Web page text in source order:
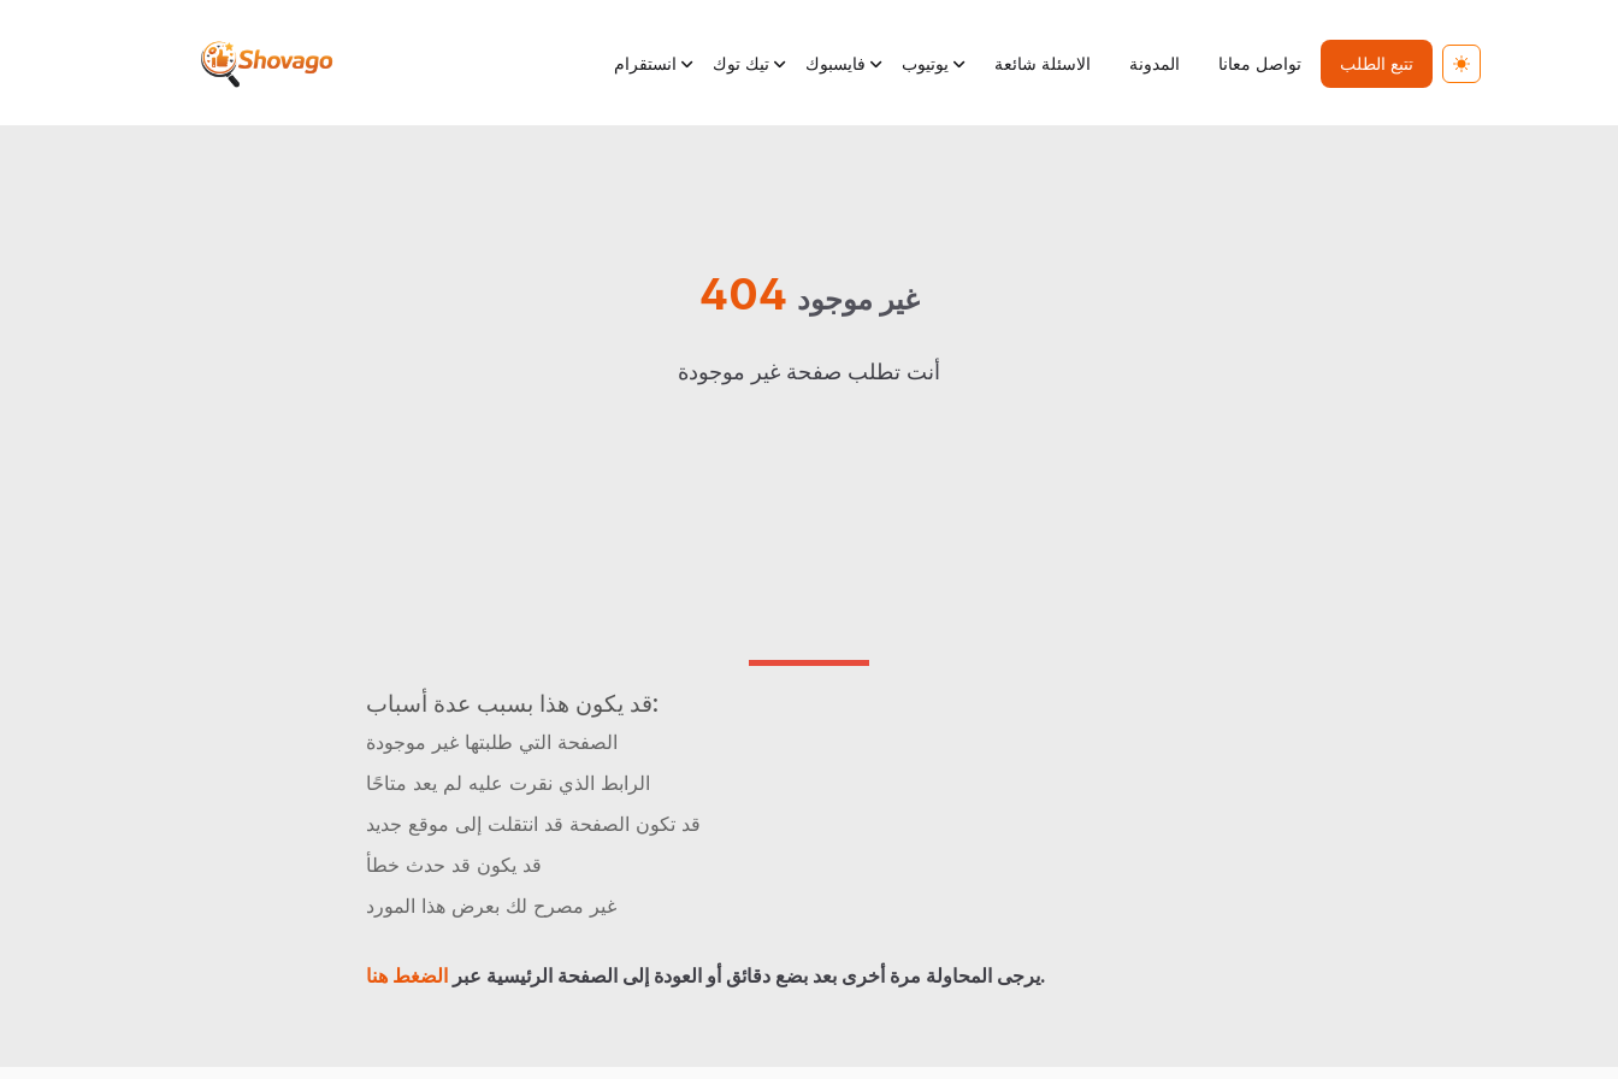
Toggle theme
انستقرام تيك توك فايسبوك يوتيوب الاسئلة شائعة المدونة تواصل معانا تتبع الطلب
404 غير موجود
أنت تطلب صفحة غير موجودة
قد يكون هذا بسبب عدة أسباب:
الصفحة التي طلبتها غير موجودة
الرابط الذي نقرت عليه لم يعد متاحًا
قد تكون الصفحة قد انتقلت إلى موقع جديد
قد يكون قد حدث خطأ
غير مصرح لك بعرض هذا المورد
يرجى المحاولة مرة أخرى بعد بضع دقائق أو العودة إلى الصفحة الرئيسية عبر الضغط هنا .